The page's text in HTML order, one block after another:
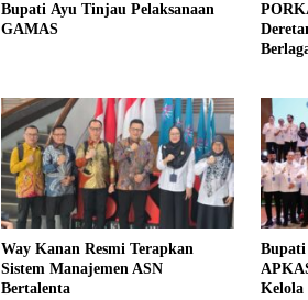
Bupati Ayu Tinjau Pelaksanaan
GAMAS
Way Kanan Resmi Terapkan
Sistem Manajemen ASN
Bertalenta
Kelola